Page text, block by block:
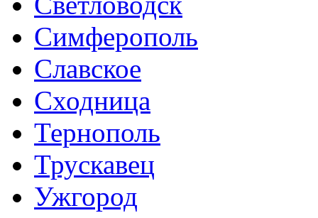
Симферополь
Славское
Сходница
Тернополь
Трускавец
Ужгород